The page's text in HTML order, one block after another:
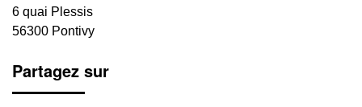
6 quai Plessis
56300 Pontivy
Partagez sur